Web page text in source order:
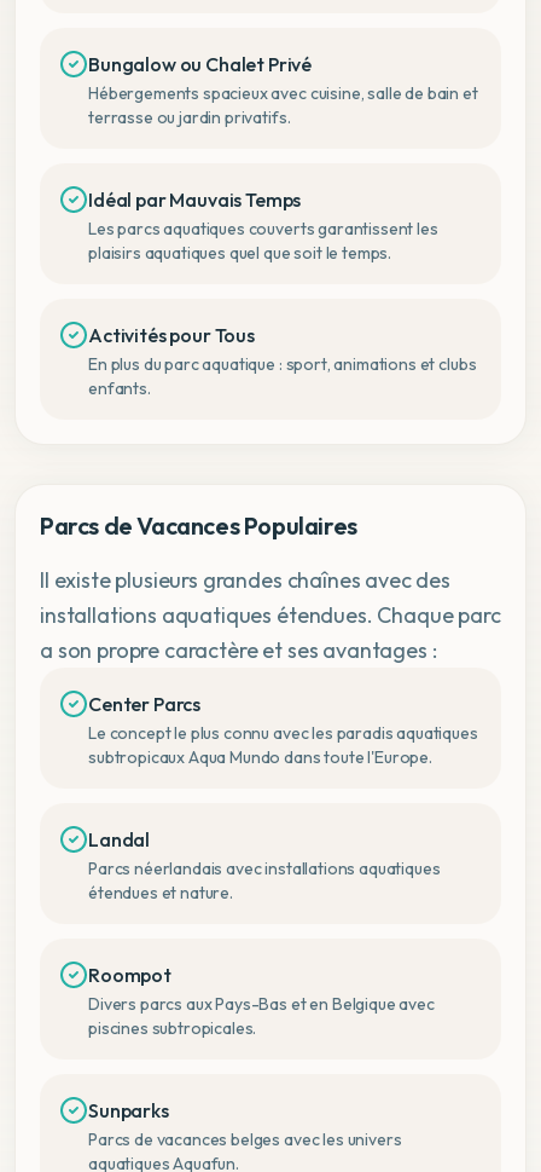
Bungalow ou Chalet Privé
Hébergements spacieux avec cuisine, salle de bain et
terrasse ou jardin privatifs.
Idéal par Mauvais Temps
Les parcs aquatiques couverts garantissent les
plaisirs aquatiques quel que soit le temps.
Activités pour Tous
En plus du parc aquatique : sport, animations et clubs
enfants.
Parcs de Vacances Populaires
Il existe plusieurs grandes chaînes avec des
installations aquatiques étendues. Chaque parc
a son propre caractère et ses avantages :
Center Parcs
Le concept le plus connu avec les paradis aquatiques
subtropicaux Aqua Mundo dans toute l'Europe.
Landal
Parcs néerlandais avec installations aquatiques
étendues et nature.
Roompot
Divers parcs aux Pays-Bas et en Belgique avec
piscines subtropicales.
Sunparks
Parcs de vacances belges avec les univers
aquatiques Aquafun.